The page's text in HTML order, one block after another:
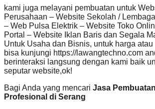
kami juga melayani pembuatan untuk
Perusahaan – Website Sekolah /
– Web Pulsa Elektrik – Website Toko
Portal – Website Iklan Baris dan Segala
Untuk Usaha dan Bisnis, untuk harga
bisa kunjungi https://lawangtechno.com
berinteraksi langsung dengan kami baik
seputar website,ok!
Bagi Anda yang mencari Jasa
Profesional di Serang